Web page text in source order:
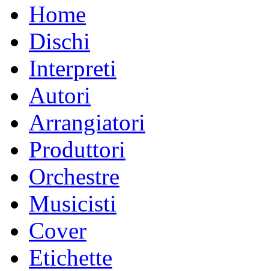
Home
Dischi
Interpreti
Autori
Arrangiatori
Produttori
Orchestre
Musicisti
Cover
Etichette